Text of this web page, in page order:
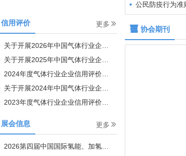
信用评价 更多
关于开展2026年中国气体行业企业信用等级评价工作的通知
关于开展2025年中国气体行业企业信用等级评价工作的通知
2024年度气体行业企业信用评价结果
关于开展2024年中国气体行业企业信用等级评价工作 的通知
2023年度气体行业企业信用评价结果
展会信息 更多
2026第四届中国国际氢能、加氢站及燃料电池设备、技术展览会邀请函
上海市气体工业
辽宁省气体行业
江苏省气体工业
公民防疫行为准
协会期刊